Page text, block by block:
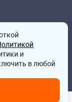
и
в любой